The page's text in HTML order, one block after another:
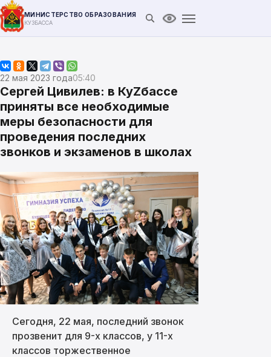
МИНИСТЕРСТВО ОБРАЗОВАНИЯ
КУЗБАССА Открыть поиск
Версия для
22 мая 2023 года05:40
Сергей Цивилев: в КуZбассе
приняты все необходимые
меры безопасности для
проведения последних
звонков и экзаменов в школах
Сегодня, 22 мая, последний звонок
прозвенит для 9-х классов, у 11-х
классов торжественное